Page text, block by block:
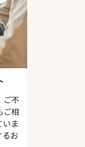
ご不
ご相
ま
るお